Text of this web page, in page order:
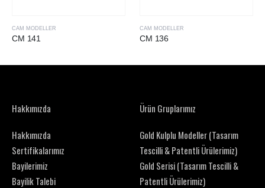
CAM MODELLER
CM 141
CAM MODELLER
CM 136
Hakkımızda
Hakkımızda
Sertifikalarımız
Bayilerimiz
Bayilik Talebi
Ürün Gruplarımız
Gold Kulplu Modeller (Tasarım
Tescilli & Patentli Ürülerimiz)
Gold Serisi (Tasarım Tescilli &
Patentli Ürülerimiz)